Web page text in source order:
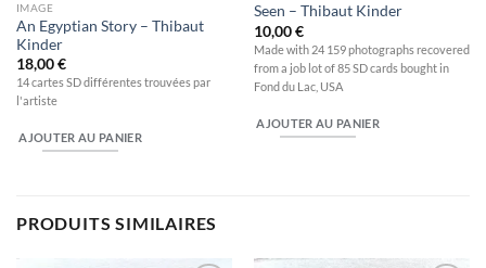
IMAGE
An Egyptian Story – Thibaut
Kinder
18,00€
14 cartes SD différentes trouvées par
l'artiste
AJOUTER AU PANIER
Seen – Thibaut Kinder
10,00€
Made with 24 159 photographs recovered
from a job lot of 85 SD cards bought in
Fond du Lac, USA
AJOUTER AU PANIER
PRODUITS SIMILAIRES